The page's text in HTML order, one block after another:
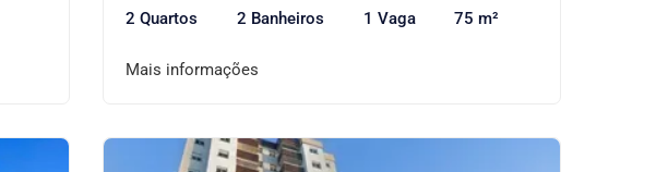
2 Quartos 2 Banheiros 1 Vaga 75 m²
Mais informações